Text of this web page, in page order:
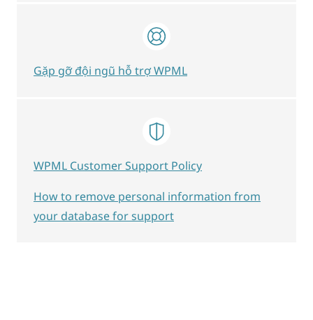
Gặp gỡ đội ngũ hỗ trợ WPML
WPML Customer Support Policy
How to remove personal information from
your database for support